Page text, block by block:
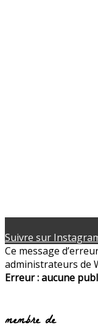
Suivre sur
Ce message
administrateurs de
Erreur : aucune
membre de